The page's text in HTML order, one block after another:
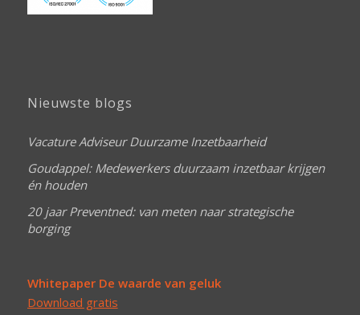
Nieuwste blogs
Vacature Adviseur Duurzame Inzetbaarheid
Goudappel: Medewerkers duurzaam inzetbaar krijgen
én houden
20 jaar Preventned: van meten naar strategische
borging
Whitepaper De waarde van geluk
Download gratis